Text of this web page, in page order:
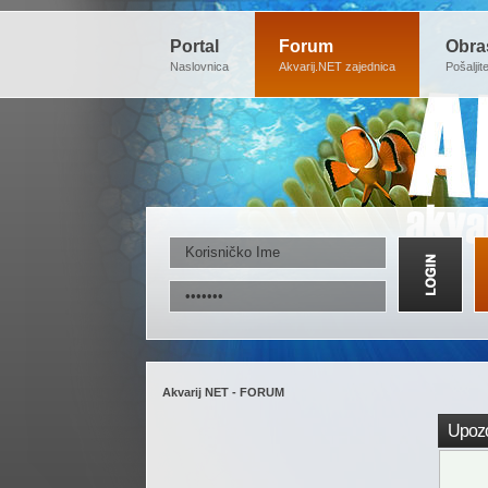
Portal
Naslovnica
Forum
Akvarij.NET zajednica
Akvarij NET - FORUM